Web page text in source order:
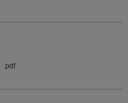
.pdf